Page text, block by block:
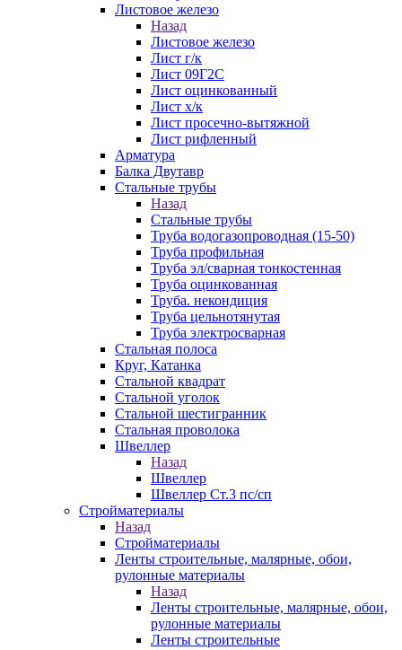
Листовое железо
Назад
Листовое железо
Лист г/к
Лист 09Г2С
Лист оцинкованный
Лист х/к
Лист просечно-вытяжной
Лист рифленный
Арматура
Балка Двутавр
Стальные трубы
Назад
Стальные трубы
Труба водогазопроводная (15-50)
Труба профильная
Труба эл/сварная тонкостенная
Труба оцинкованная
Труба. некондиция
Труба цельнотянутая
Труба электросварная
Стальная полоса
Круг, Катанка
Стальной квадрат
Стальной уголок
Стальной шестигранник
Стальная проволока
Швеллер
Назад
Швеллер
Швеллер Ст.3 пс/сп
Стройматериалы
Назад
Стройматериалы
Ленты строительные, малярные, обои,
рулонные материалы
Назад
Ленты строительные, малярные, обои,
рулонные материалы
Ленты строительные